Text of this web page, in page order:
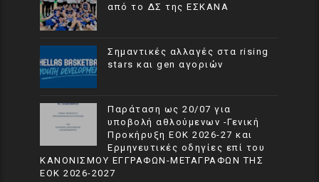
από το ΔΣ της ΕΣΚΑΝΑ
Σημαντικές αλλαγές στα rising
stars και gen αγοριών
Παράταση ως 20/07 για
υποβολή αθλούμενων -Γενική
Προκήρυξη ΕΟΚ 2026-27 και
Ερμηνευτικές οδηγίες επί του
ΚΑΝΟΝΙΣΜΟΥ ΕΓΓΡΑΦΩΝ-ΜΕΤΑΓΡΑΦΩΝ ΤΗΣ
ΕΟΚ 2026-2027